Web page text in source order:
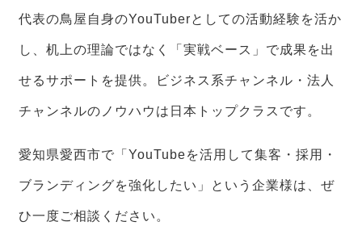
代表の鳥屋自身のYouTuberとしての活動経験を活か
し、机上の理論ではなく「実戦ベース」で成果を出
せるサポートを提供。ビジネス系チャンネル・法人
チャンネルのノウハウは日本トップクラスです。
愛知県愛西市で「YouTubeを活用して集客・採用・
ブランディングを強化したい」という企業様は、ぜ
ひ一度ご相談ください。